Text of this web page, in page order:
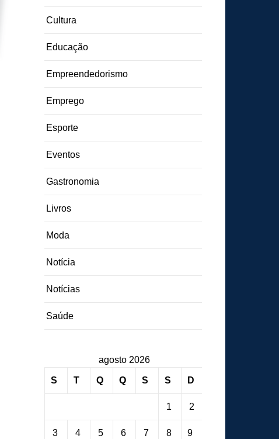
Cultura
Educação
Empreendedorismo
Emprego
Esporte
Eventos
Gastronomia
Livros
Moda
Notícia
Notícias
Saúde
agosto 2026
S T Q Q S S D
1 2
3 4 5 6 7 8 9